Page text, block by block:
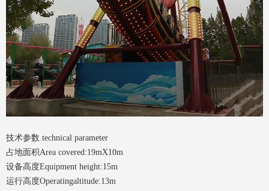
技术参数 technical parameter
占地面积Area covered:19mX10m
设备高度Equipment height:15m
运行高度Operatingaltitude:13m